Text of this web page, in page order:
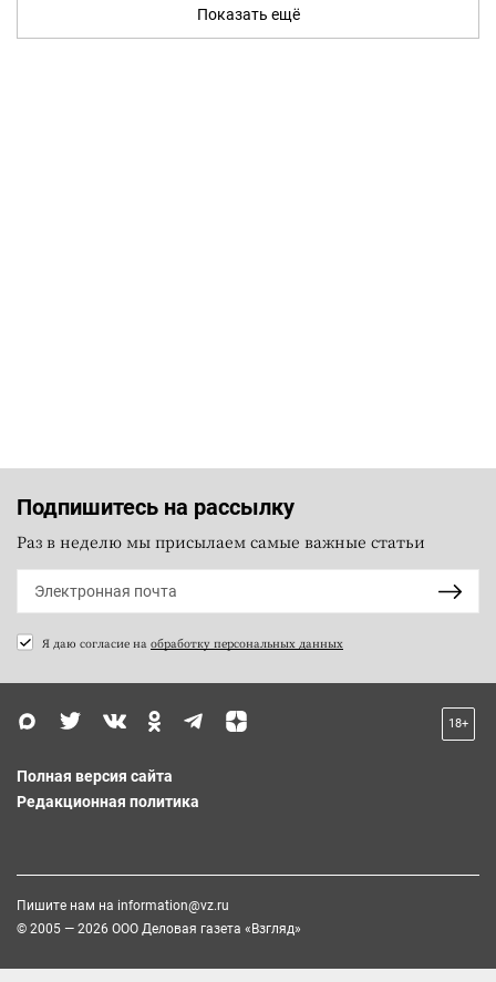
Показать ещё
Подпишитесь на рассылку
Раз в неделю мы присылаем самые важные статьи
Я даю согласие на обработку персональных данных
18+
Полная версия сайта
Редакционная политика
Пишите нам на information@vz.ru
© 2005 — 2026 ООО Деловая газета «Взгляд»